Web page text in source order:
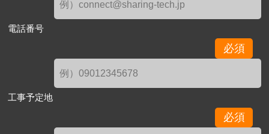
電話番号
必須
工事予定地
必須